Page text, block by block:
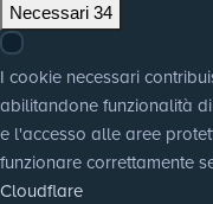
Necessari 34
I cookie necessari
abilitandone funzionalità
e l'accesso alle aree
funzionare correttamente
Cloudflare